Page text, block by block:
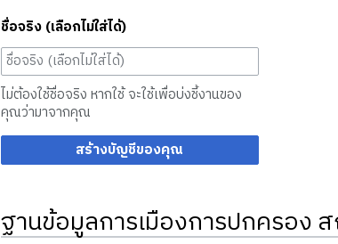
ชื่อจริง (เลือกไม่ใส่ได้)
ไม่ต้องใช้ชื่อจริง หากใช้ จะใช้เพื่อบ่งชี้งานของ
คุณว่ามาจากคุณ
สร้างบัญชีของคุณ
ฐานข้อมูลการเมืองการปกครอง